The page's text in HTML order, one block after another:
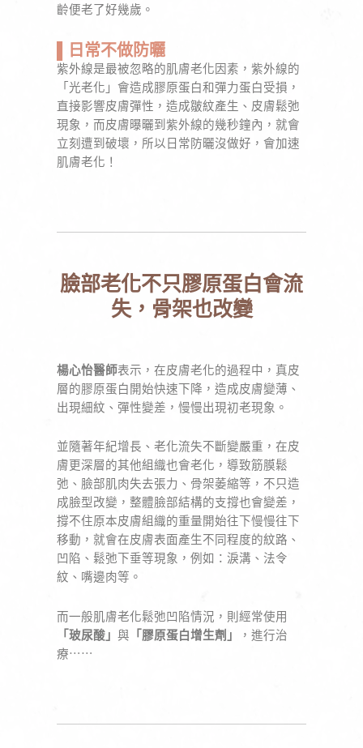
齡便老了好幾歲。
▌日常不做防曬
紫外線是最被忽略的肌膚老化因素，紫外線的
「光老化」會造成膠原蛋白和彈力蛋白受損，
直接影響皮膚彈性，造成皺紋產生、皮膚鬆弛
現象，而皮膚曝曬到紫外線的幾秒鐘內，就會
立刻遭到破壞，所以日常防曬沒做好，會加速
肌膚老化！
臉部老化不只膠原蛋白會流
失，骨架也改變
楊心怡醫師表示，在皮膚老化的過程中，真皮
層的膠原蛋白開始快速下降，造成皮膚變薄、
出現細紋、彈性變差，慢慢出現初老現象。
並隨著年紀增長、老化流失不斷變嚴重，在皮
膚更深層的其他組織也會老化，導致筋膜鬆
弛、臉部肌肉失去張力、骨架萎縮等，不只造
成臉型改變，整體臉部結構的支撐也會變差，
撐不住原本皮膚組織的重量開始往下慢慢往下
移動，就會在皮膚表面產生不同程度的紋路、
凹陷、鬆弛下垂等現象，例如：淚溝、法令
紋、嘴邊肉等。
而一般肌膚老化鬆弛凹陷情況，則經常使用
「玻尿酸」 與 「膠原蛋白增生劑」
，進行治
療⋯⋯